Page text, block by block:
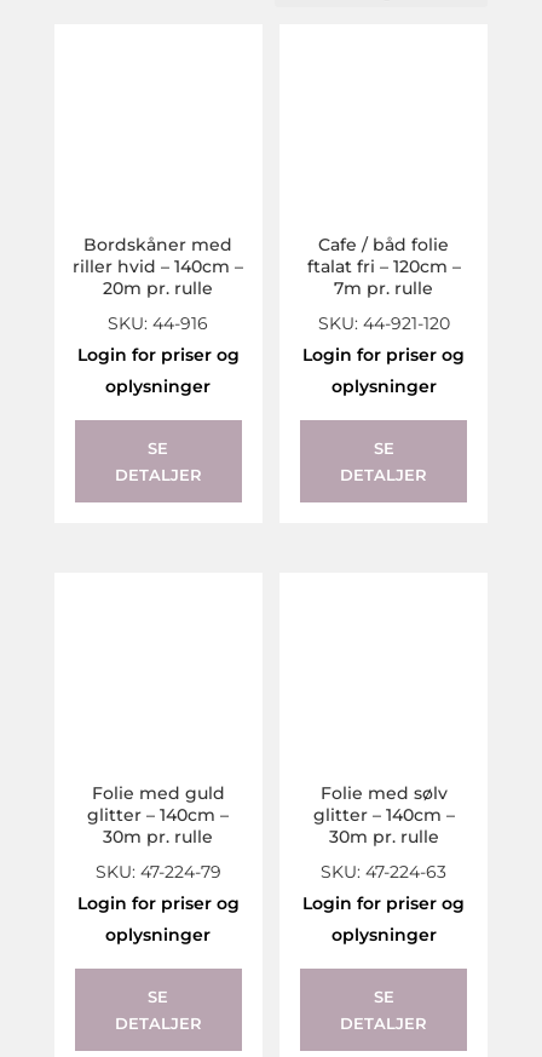
Bordskåner med
riller hvid – 140cm –
20m pr. rulle
SKU: 44-916
Login for priser og
oplysninger
SE
DETALJER
Cafe / båd folie
ftalat fri – 120cm –
7m pr. rulle
SKU: 44-921-120
Login for priser og
oplysninger
SE
DETALJER
Folie med guld
glitter – 140cm –
30m pr. rulle
SKU: 47-224-79
Login for priser og
oplysninger
SE
DETALJER
Folie med sølv
glitter – 140cm –
30m pr. rulle
SKU: 47-224-63
Login for priser og
oplysninger
SE
DETALJER